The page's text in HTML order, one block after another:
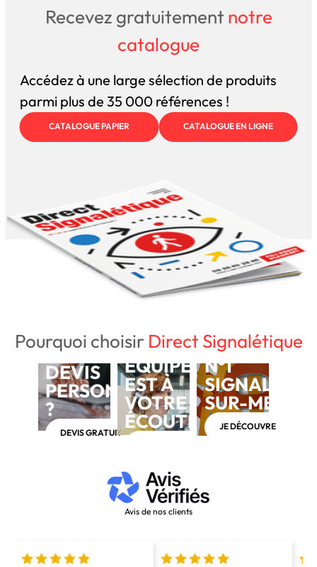
Recevez gratuitement notre
catalogue
Accédez à une large sélection de produits
parmi plus de 35 000 références !
CATALOGUE PAPIER CATALOGUE EN LIGNE
Pourquoi choisir Direct Signalétique
BESOIN D'UN
DEVIS
PERSONNALISÉ
?
DEVIS GRATUIT
NOTRE
ÉQUIPE
EST À
VOTRE
ÉCOUTE
N°1
SUR-
JE DÉCOUVRE
Avis de nos clients